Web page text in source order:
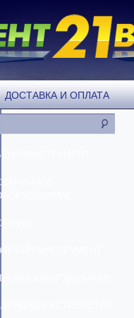
ДОСТАВКА И ОПЛАТА
УСТРОЙСТВА